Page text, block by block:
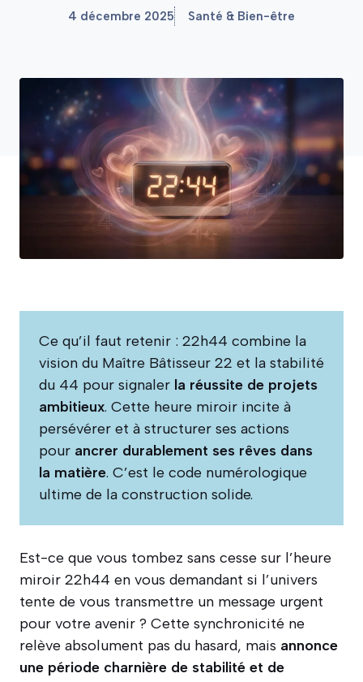
4 décembre 2025 Santé & Bien-être
Ce qu’il faut retenir : 22h44 combine la
vision du Maître Bâtisseur 22 et la stabilité
du 44 pour signaler la réussite de projets
ambitieux. Cette heure miroir incite à
persévérer et à structurer ses actions
pour ancrer durablement ses rêves dans
la matière. C’est le code numérologique
ultime de la construction solide.
Est-ce que vous tombez sans cesse sur l’heure
miroir 22h44 en vous demandant si l’univers
tente de vous transmettre un message urgent
pour votre avenir ? Cette synchronicité ne
relève absolument pas du hasard, mais annonce
une période charnière de stabilité et de